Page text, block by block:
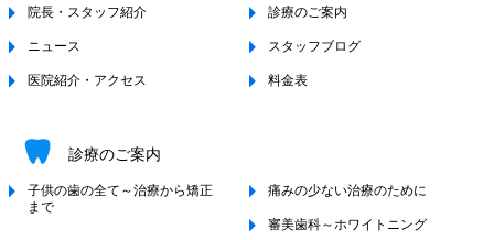
院長・スタッフ紹介 診療のご案内
ニュース スタッフブログ
医院紹介・アクセス 料金表
診療のご案内
子供の歯の全て～治療から矯正
まで
痛みの少ない治療のために
審美歯科～ホワイトニング